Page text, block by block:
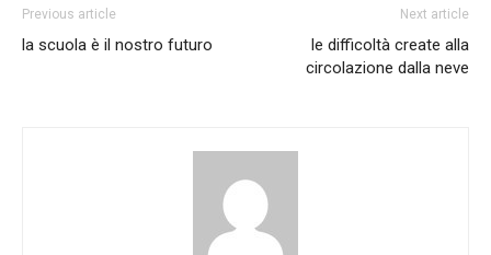
Previous article
la scuola è il nostro futuro
Next article
le difficoltà create alla
circolazione dalla neve